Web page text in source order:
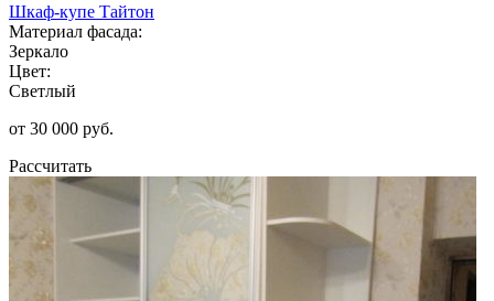
Шкаф-купе Тайтон
Материал фасада:
Зеркало
Цвет:
Светлый
от 30 000 руб.
Рассчитать